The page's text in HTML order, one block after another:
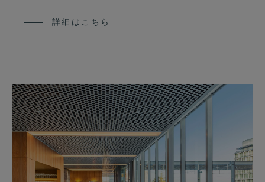
詳細はこちら